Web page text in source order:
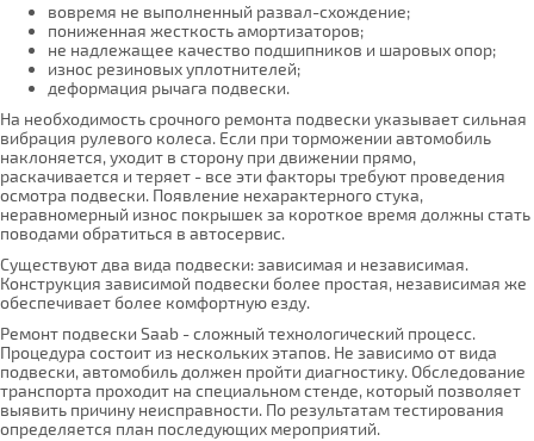
вовремя не выполненный развал-схождение;
пониженная жесткость амортизаторов;
не надлежащее качество подшипников и шаровых опор;
износ резиновых уплотнителей;
деформация рычага подвески.
На необходимость срочного ремонта подвески указывает сильная
вибрация рулевого колеса. Если при торможении автомобиль
наклоняется, уходит в сторону при движении прямо,
раскачивается и теряет - все эти факторы требуют проведения
осмотра подвески. Появление нехарактерного стука,
неравномерный износ покрышек за короткое время должны стать
поводами обратиться в автосервис.
Существуют два вида подвески: зависимая и независимая.
Конструкция зависимой подвески более простая, независимая же
обеспечивает более комфортную езду.
Ремонт подвески Saab - сложный технологический процесс.
Процедура состоит из нескольких этапов. Не зависимо от вида
подвески, автомобиль должен пройти диагностику. Обследование
транспорта проходит на специальном стенде, который позволяет
выявить причину неисправности. По результатам тестирования
определяется план последующих мероприятий.